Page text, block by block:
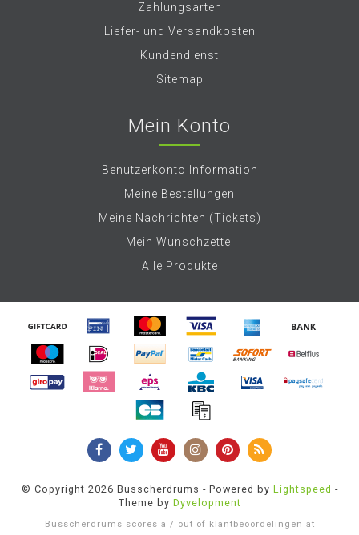
Zahlungsarten
Liefer- und Versandkosten
Kundendienst
Sitemap
Mein Konto
Benutzerkonto Information
Meine Bestellungen
Meine Nachrichten (Tickets)
Mein Wunschzettel
Alle Produkte
© Copyright 2026 Busscherdrums - Powered by Lightspeed -
Theme by Dyvelopment
Busscherdrums scores a / out of klantbeoordelingen at